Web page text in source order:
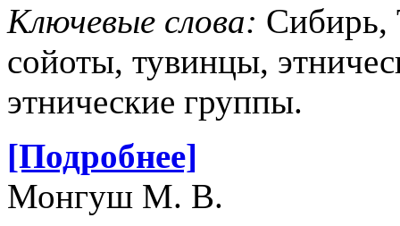
Ключевые слова: Сибирь,
сойоты, тувинцы,
этнические группы.
[Подробнее]
Монгуш М. В.